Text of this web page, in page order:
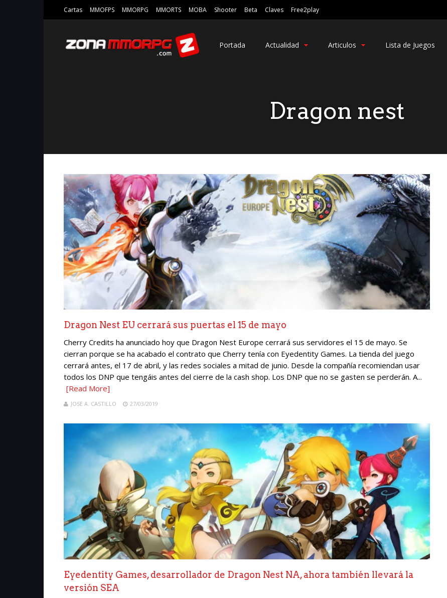
Cartas MMOFPS MMORPG MMORTS MOBA Shooter Beta Claves Free2play
Portada Actualidad Articulos Lista de Juegos
Dragon nest
Dragon Nest EU cerrará sus puertas el 15 de mayo
Cherry Credits ha anunciado hoy que Dragon Nest Europe cerrará sus servidores el 15 de mayo. Se
cierran porque se ha acabado el contrato que Cherry tenía con Eyedentity Games. La tienda del juego
cerrará antes, el 17 de abril, y las redes sociales a mitad de junio. Desde la compañía recomiendan usar
todos los DNP que tengáis antes del cierre de la cash shop. Los DNP que no se gasten se perderán. A...
[Read More]
JOSE A. CASTILLO 27/03/2019
Eyedentity Games, desarrollador de Dragon Nest NA, ahora también llevará la
versión SEA